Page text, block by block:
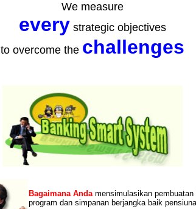
We measure
every strategic objectives
to overcome the challenges
Bagaimana Andamensimulasikan pembuatan
program dan simpanan berjangka baik